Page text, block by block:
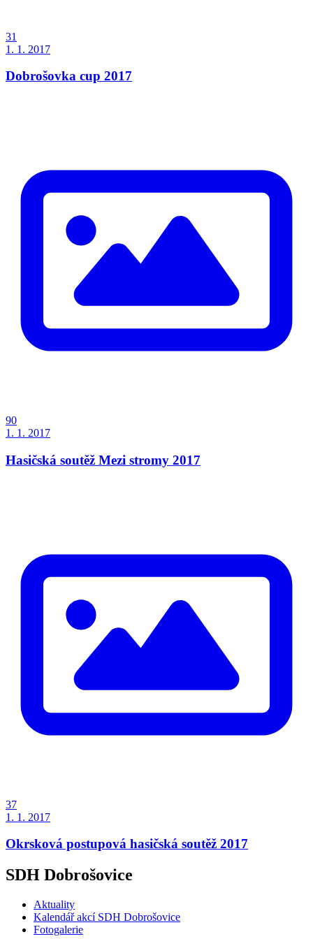
31
1. 1. 2017
Dobrošovka cup 2017
90
1. 1. 2017
Hasičská soutěž Mezi stromy 2017
37
1. 1. 2017
Okrsková postupová hasičská soutěž 2017
SDH Dobrošovice
Aktuality
Kalendář akcí SDH Dobrošovice
Fotogalerie